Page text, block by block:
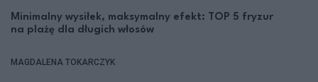
Minimalny wysiłek, maksymalny efekt: TOP 5 fryzur
na plażę dla długich włosów
MAGDALENA TOKARCZYK